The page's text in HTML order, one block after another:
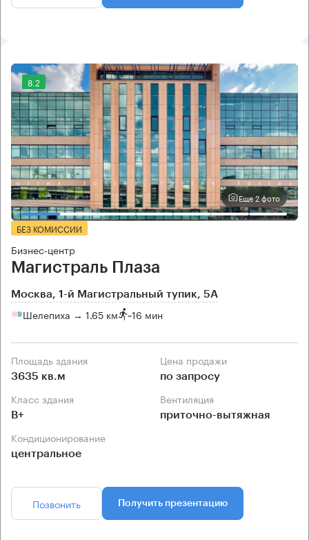
8.2
Еще 2 фото
БЕЗ КОМИССИИ
Бизнес-центр
Магистраль Плаза
Москва, 1-й Магистральный тупик, 5А
Шелепиха → 1.65 км ~16 мин
Площадь здания
3635 кв.м
Цена продажи
по запросу
Класс здания
B+
Вентиляция
приточно-вытяжная
Кондиционирование
центральное
Позвонить Получить презентацию